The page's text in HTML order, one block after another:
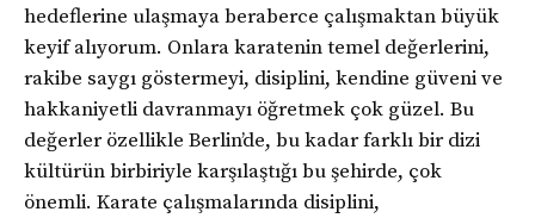
hedeflerine ulaşmaya beraberce çalışmaktan büyük
keyif alıyorum. Onlara karatenin temel değerlerini,
rakibe saygı göstermeyi, disiplini, kendine güveni ve
hakkaniyetli davranmayı öğretmek çok güzel. Bu
değerler özellikle Berlin’de, bu kadar farklı bir dizi
kültürün birbiriyle karşılaştığı bu şehirde, çok
önemli. Karate çalışmalarında disiplini,